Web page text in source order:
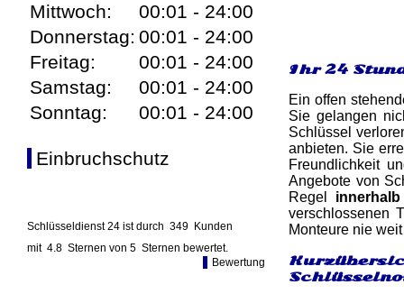
Mittwoch:
00:01 - 24:00
Donnerstag: 00:01 - 24:00
Freitag:
00:01 - 24:00
Samstag:
00:01 - 24:00
Sonntag:
00:01 - 24:00
Einbruchschutz
Schlüsseldienst 24 ist durch 349 Kunden
mit 4.8 Sternen von 5 Sternen bewertet.
Bewertung
Ihr 24
Ein offen
Sie gelangen
Schlüssel
anbieten. Sie
Freundlichkeit
Angebote von
Regel
verschlossenen
Monteure nie